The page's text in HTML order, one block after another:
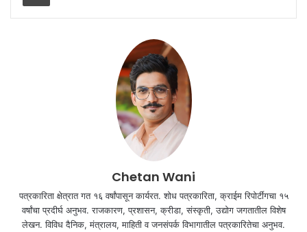
Chetan Wani
पत्रकारिता क्षेत्रात गत १६ वर्षांपासून कार्यरत. शोध पत्रकारिता, क्राईम रिपोर्टींगचा १५
वर्षांचा प्रदीर्घ अनुभव. राजकारण, प्रशासन, क्रीडा, संस्कृती, उद्योग जगतातील विशेष
लेखन. विविध दैनिक, मंत्रालय, माहिती व जनसंपर्क विभागातील पत्रकारितेचा अनुभव.